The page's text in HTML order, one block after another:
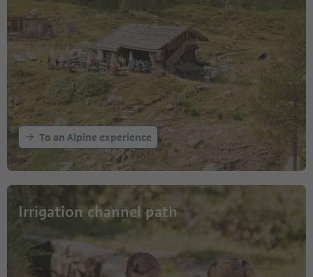
To an Alpine experience
Irrigation channel path